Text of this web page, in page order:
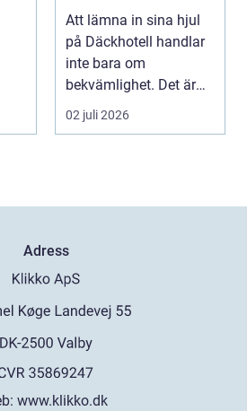
hållbara däck
Att lämna in sina hjul
på Däckhotell handlar
inte bara om
bekvämlighet. Det är
också en fråga om
02 juli 2026
Adress
www.klikko.dk